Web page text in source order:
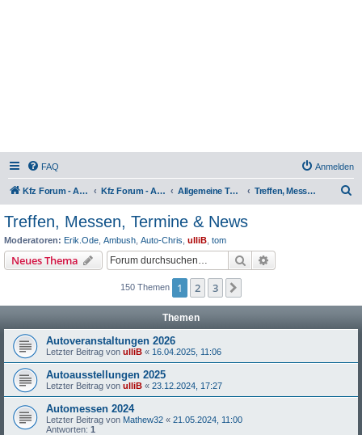
FAQ Anmelden
Kfz Forum - Auto, Motorrad und LKW Kfz Forum - Auto, Motorrad und LKW Allgemeine Themen rund ums Kfz Treffen, Messen, Termine & News
Treffen, Messen, Termine & News
Moderatoren: Erik.Ode Ambush Auto-Chris ulliB tom
Neues Thema Suche
150 Themen 1 2 3
Themen
Autoveranstaltungen 2026
Letzter Beitrag von ulliB « 16.04.2025, 11:06
Autoausstellungen 2025
Letzter Beitrag von ulliB « 23.12.2024, 17:27
Automessen 2024
Letzter Beitrag von Mathew32 « 21.05.2024, 11:00
Antworten: 1